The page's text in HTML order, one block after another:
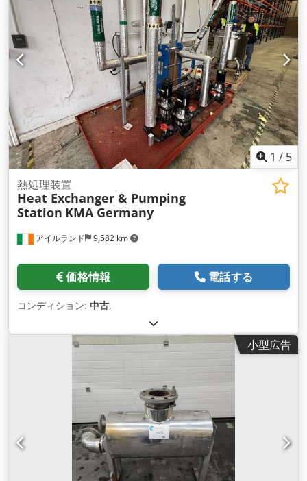
1 / 5
アイルランド 9,582 km
熱処理装置
Heat Exchanger & Pumping
Station KMA Germany
価格情報 電話する
コンディション: 中古,
小型広告